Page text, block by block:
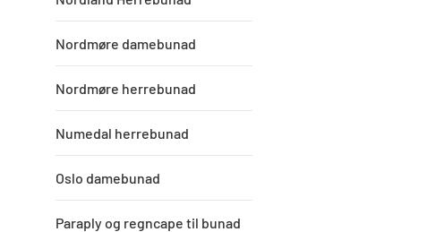
Nordmøre damebunad
Nordmøre herrebunad
Numedal herrebunad
Oslo damebunad
Paraply og regncape til bunad